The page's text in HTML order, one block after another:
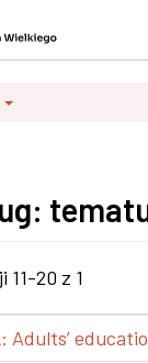
20 z 1
Adults’